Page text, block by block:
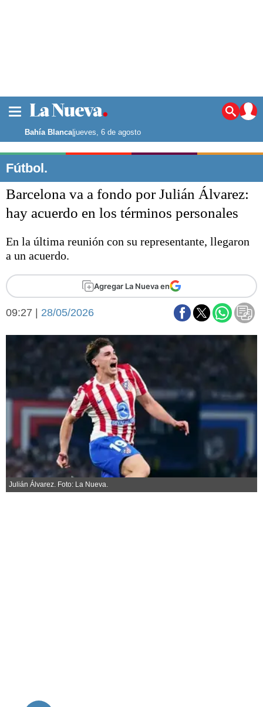
Noticias
La ciudad
Punta Alta
El mundo
Seguridad
Deportes
Escenario Olímpico
Fútbol
Cines
Economía y campo
Con el campo
Espacio empresas
Sociedad y tiempo
libre
Sociedad
Tecnología
Turismo
Salud
Es viral
El tiempo
Bahía Blanca|jueves, 6 de agosto
Fútbol.
Barcelona va a fondo por Julián Álvarez:
hay acuerdo en los términos personales
En la última reunión con su representante, llegaron
a un acuerdo.
Agregar La Nueva en
09:27 | 28/05/2026
Julián Álvarez. Foto: La Nueva.